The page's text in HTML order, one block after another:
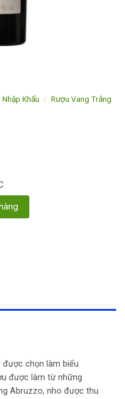
Khẩu / Rượu Vang Trắng
được chọn làm biểu
được làm từ những
Abruzzo, nho được thu